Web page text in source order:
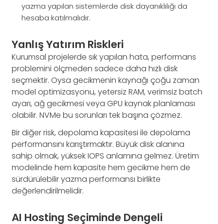
yazma yapılan sistemlerde disk dayanıklılığı da
hesaba katılmalıdır.
Yanlış Yatırım Riskleri
Kurumsal projelerde sık yapılan hata, performans
problemini ölçmeden sadece daha hızlı disk
seçmektir. Oysa gecikmenin kaynağı çoğu zaman
model optimizasyonu, yetersiz RAM, verimsiz batch
ayarı, ağ gecikmesi veya GPU kaynak planlaması
olabilir. NVMe bu sorunları tek başına çözmez.
Bir diğer risk, depolama kapasitesi ile depolama
performansını karıştırmaktır. Büyük disk alanına
sahip olmak, yüksek IOPS anlamına gelmez. Üretim
modelinde hem kapasite hem gecikme hem de
sürdürülebilir yazma performansı birlikte
değerlendirilmelidir.
AI Hosting Seçiminde Dengeli